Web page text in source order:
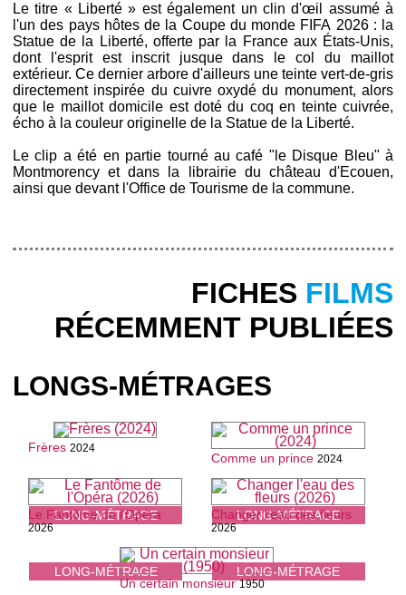
Le titre « Liberté » est également un clin d'œil assumé à
l'un des pays hôtes de la Coupe du monde FIFA 2026 : la
Statue de la Liberté, offerte par la France aux États-Unis,
dont l'esprit est inscrit jusque dans le col du maillot
extérieur. Ce dernier arbore d'ailleurs une teinte vert-de-gris
directement inspirée du cuivre oxydé du monument, alors
que le maillot domicile est doté du coq en teinte cuivrée,
écho à la couleur originelle de la Statue de la Liberté.
Le clip a été en partie tourné au café "le Disque Bleu" à
Montmorency et dans la librairie du château d'Ecouen,
ainsi que devant l'Office de Tourisme de la commune.
FICHES FILMS
RÉCEMMENT PUBLIÉES
LONGS-MÉTRAGES
LONG-MÉTRAGE
Frères 2024
LONG-MÉTRAGE
Comme un prince 2024
LONG-MÉTRAGE
Le Fantôme de l'Opéra
2026
LONG-MÉTRAGE
Changer l'eau des fleurs
2026
Un certain monsieur 1950